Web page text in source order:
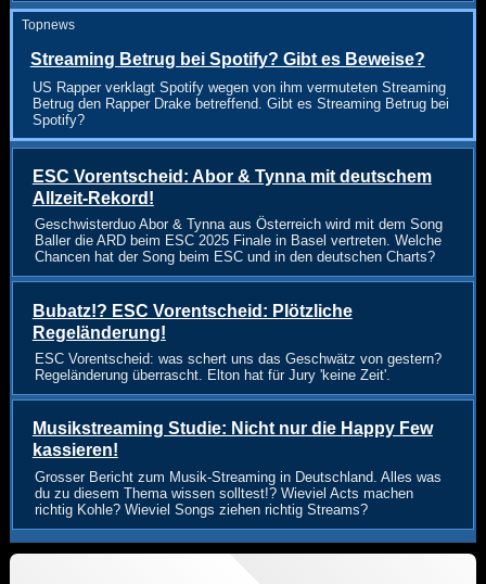
Topnews
Streaming Betrug bei Spotify? Gibt es Beweise?
US Rapper verklagt Spotify wegen von ihm vermuteten Streaming
Betrug den Rapper Drake betreffend. Gibt es Streaming Betrug bei
Spotify?
ESC Vorentscheid: Abor & Tynna mit deutschem
Allzeit-Rekord!
Geschwisterduo Abor & Tynna aus Österreich wird mit dem Song
Baller die ARD beim ESC 2025 Finale in Basel vertreten. Welche
Chancen hat der Song beim ESC und in den deutschen Charts?
Bubatz!? ESC Vorentscheid: Plötzliche
Regeländerung!
ESC Vorentscheid: was schert uns das Geschwätz von gestern?
Regeländerung überrascht. Elton hat für Jury 'keine Zeit'.
Musikstreaming Studie: Nicht nur die Happy Few
kassieren!
Grosser Bericht zum Musik-Streaming in Deutschland. Alles was
du zu diesem Thema wissen solltest!? Wieviel Acts machen
richtig Kohle? Wieviel Songs ziehen richtig Streams?